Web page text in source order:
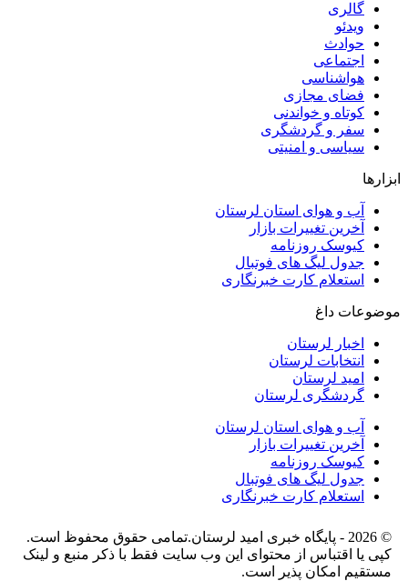
گالری
ویدئو
حوادث
اجتماعی
هواشناسی
فضای مجازی
کوتاه و خواندنی
سفر و گردشگری
سیاسی و امنیتی
ابزارها
آب و هوای استان لرستان
آخرین تغییرات بازار
کیوسک روزنامه
جدول لیگ های فوتبال
استعلام کارت خبرنگاری
موضوعات داغ
اخبار لرستان
انتخابات لرستان
امید لرستان
گردشگری لرستان
آب و هوای استان لرستان
آخرین تغییرات بازار
کیوسک روزنامه
جدول لیگ های فوتبال
استعلام کارت خبرنگاری
© 2026 - پایگاه خبری اميد لرستان.تمامی حقوق محفوظ است.
کپی یا اقتباس از محتوای این وب سایت فقط با ذکر منبع و لینک
مستقیم امکان پذیر است.